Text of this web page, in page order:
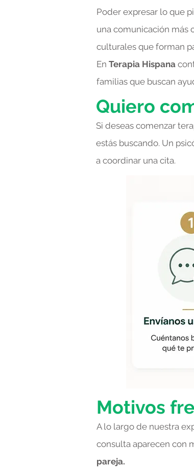
Poder expresar lo que
una comunicación más
culturales que forman
En Terapia Hispana
familias que buscan
Quiero
Si deseas comenzar
estás buscando. Un
a coordinar una cita.
Motivos
A lo largo de nuestra
consulta aparecen con
pareja.